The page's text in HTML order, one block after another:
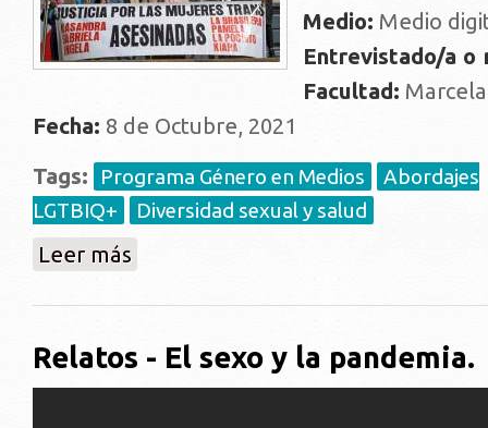
Medio: Medio
Entrevistado/a o
Facultad:
Fecha: 8 de Octubre, 2021
Tags:
Programa Género en Medios
Abordajes
LGTBIQ+
Diversidad sexual y salud
Leer más
acceder a la Justicia"
Relatos - El sexo y la pandemia.